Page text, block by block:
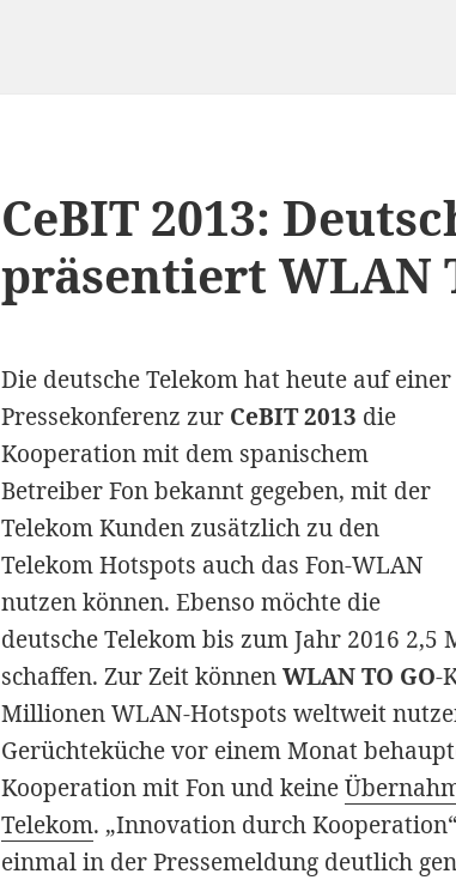
CeBIT 2013:
präsentiert WLAN
Die deutsche Telekom hat heute auf einer
Pressekonferenz zur CeBIT 2013 die
Kooperation mit dem spanischem
Betreiber Fon bekannt gegeben, mit der
Telekom Kunden zusätzlich zu den
Telekom Hotspots auch das Fon-WLAN
nutzen können. Ebenso möchte die
deutsche Telekom bis zum Jahr 2016 2,5
schaffen. Zur Zeit könnenWLAN TO GO-
Millionen WLAN-Hotspots weltweit
Gerüchteküche vor einem Monat
Kooperation mit Fon und keine
Telekom. „Innovation durch
einmal in der Pressemeldung deutlich